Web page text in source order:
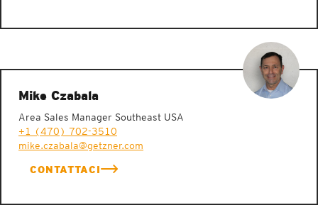
Mike Czabala
Area Sales Manager Southeast USA
+1 (470) 702-3510
mike.czabala@getzner.com
CONTATTACI